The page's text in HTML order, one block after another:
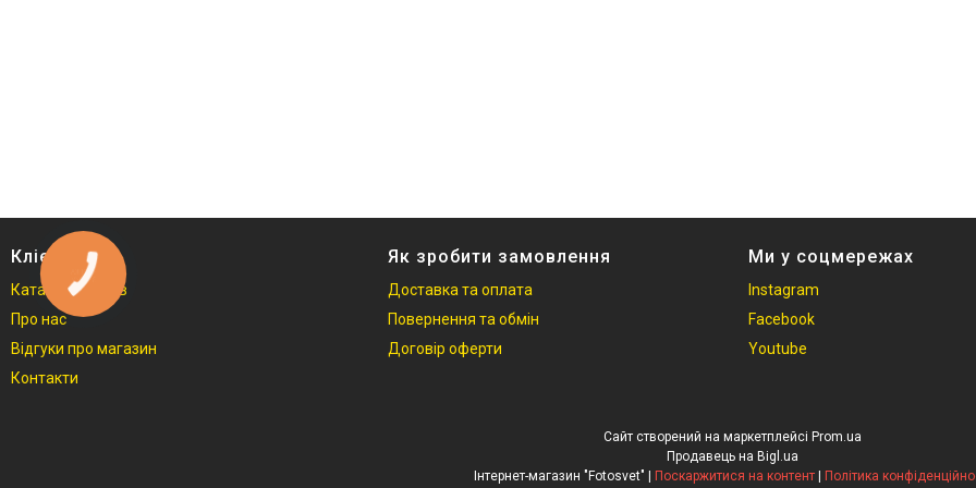
Клієнтам
Каталог товарів
Про нас
Відгуки про магазин
Контакти
Як зробити замовлення
Доставка та оплата
Повернення та обмін
Договір оферти
Ми у соцмережах
Instagram
Facebook
Youtube
Сайт створений на маркетплейсі Prom.ua
Продавець на Bigl.ua
Поскаржитися на контент Політика
КНОПКА
ЗВ'ЯЗКУ